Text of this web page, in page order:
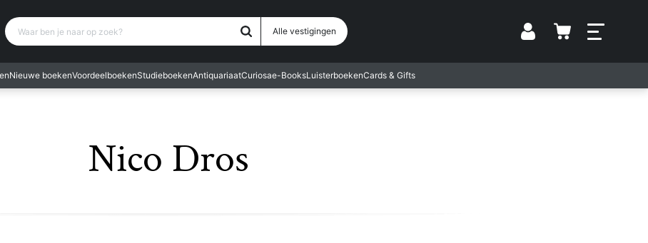
Alle vestigingen Vestiging
Waar ben je naar op zoek?
Nieuwe boekenVoordeelboekenStudieboekenAntiquariaatCuriosae-BooksLuisterboekenCards & Gifts
Nico Dros